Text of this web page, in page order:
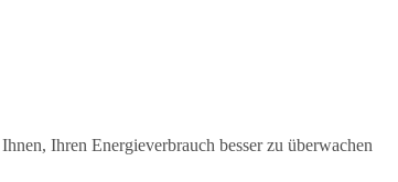
Ihren Energieverbrauch besser zu überwachen